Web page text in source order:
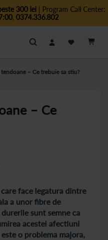
300 lei| Program Call Center:
, 0374.336.802
Cautare
– Ce trebuie sa stiu?
– Ce
face legatura dintre
a unor fibre de
sunt semne ca
acestei afectiuni
o problema majora,